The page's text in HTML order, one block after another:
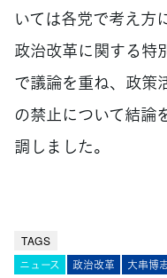
いては各党で考え方
政治改革に関する特
で議論を重ね、政策
の禁止について結論
調しました。
TAGS
ニュース 政治改革 大串博